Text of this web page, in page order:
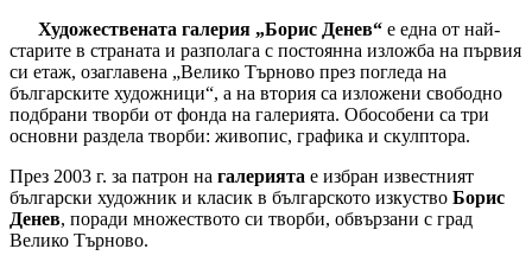
Художествената галерия „Борис Денев“ е една от най-
старите в страната и разполага с постоянна изложба на първия
си етаж, озаглавена „Велико Търново през погледа на
българските художници“, а на втория са изложени свободно
подбрани творби от фонда на галерията. Обособени са три
основни раздела творби: живопис, графика и скулптора.
През 2003 г. за патрон на галерията е избран известният
български художник и класик в българското изкуство Борис
Денев, поради множеството си творби, обвързани с град
Велико Търново.